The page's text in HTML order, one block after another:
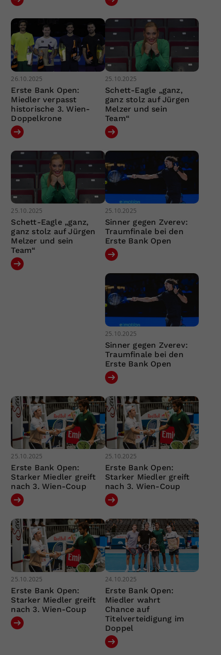
26.10.2025
Erste Bank Open:
Miedler verpasst
historische 3. Wien-
Doppelkrone
25.10.2025
Schett-Eagle „ganz,
ganz stolz auf Jürgen
Melzer und sein
Team“
25.10.2025
Schett-Eagle „ganz,
ganz stolz auf Jürgen
Melzer und sein
Team“
25.10.2025
Sinner gegen Zverev:
Traumfinale bei den
Erste Bank Open
25.10.2025
Sinner gegen Zverev:
Traumfinale bei den
Erste Bank Open
25.10.2025
Erste Bank Open:
Starker Miedler greift
nach 3. Wien-Coup
25.10.2025
Erste Bank Open:
Starker Miedler greift
nach 3. Wien-Coup
25.10.2025
Erste Bank Open:
Starker Miedler greift
nach 3. Wien-Coup
24.10.2025
Erste Bank Open:
Miedler wahrt
Chance auf
Titelverteidigung im
Doppel